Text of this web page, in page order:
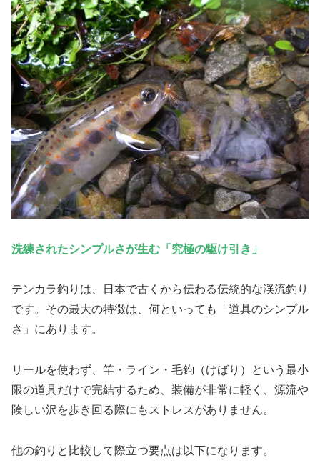
洗練されたシンプルさが生む「究極の駆け引き」
テンカラ釣りは、日本で古くから伝わる伝統的な渓流釣り
です。その最大の特徴は、何といっても「道具のシンプル
さ」にあります。
リールを使わず、竿・ライン・毛鉤（けばり）という最小
限の道具だけで完結するため、装備が非常に軽く、源流や
険しい沢を歩き回る際にもストレスがありません。
他の釣りと比較して際立つ要点は以下になります。